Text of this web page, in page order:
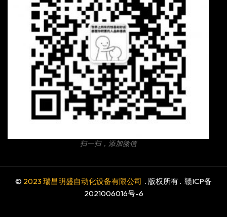
扫一扫，添加微信
© 2023 瑞昌明盛自动化设备有限公司 . 版权所有 . 赣ICP备
2021006016号-6